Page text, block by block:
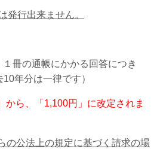
発行出来ません。
冊の通帳にかかる回答につき
年分は一律です）
ら、「1,100円」に改定されま
の公法上の規定に基づく請求の場